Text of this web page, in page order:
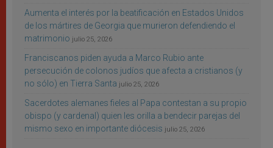
Aumenta el interés por la beatificación en Estados Unidos
de los mártires de Georgia que murieron defendiendo el
matrimonio julio 25, 2026
Franciscanos piden ayuda a Marco Rubio ante
persecución de colonos judíos que afecta a cristianos (y
no sólo) en Tierra Santa julio 25, 2026
Sacerdotes alemanes fieles al Papa contestan a su propio
obispo (y cardenal) quien les orilla a bendecir parejas del
mismo sexo en importante diócesis julio 25, 2026